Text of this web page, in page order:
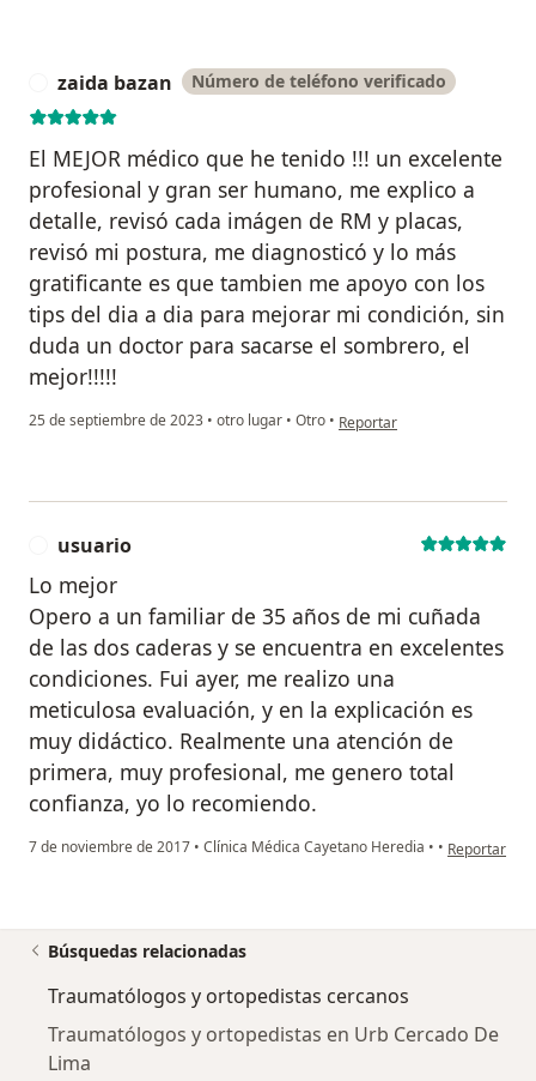
zaida bazan Número de teléfono verificado
El MEJOR médico que he tenido !!! un excelente
profesional y gran ser humano, me explico a
detalle, revisó cada imágen de RM y placas,
revisó mi postura, me diagnosticó y lo más
gratificante es que tambien me apoyo con los
tips del dia a dia para mejorar mi condición, sin
duda un doctor para sacarse el sombrero, el
mejor!!!!!
25 de septiembre de 2023 • otro lugar • Otro • en opinión del usuario zaida
Reportar
usuario
Lo mejor
Opero a un familiar de 35 años de mi cuñada
de las dos caderas y se encuentra en excelentes
condiciones. Fui ayer, me realizo una
meticulosa evaluación, y en la explicación es
muy didáctico. Realmente una atención de
primera, muy profesional, me genero total
confianza, yo lo recomiendo.
7 de noviembre de 2017 • Clínica Médica Cayetano Heredia • • en opinión
Reportar
Búsquedas relacionadas
Traumatólogos y ortopedistas cercanos
Traumatólogos y ortopedistas en Urb Cercado De
Lima